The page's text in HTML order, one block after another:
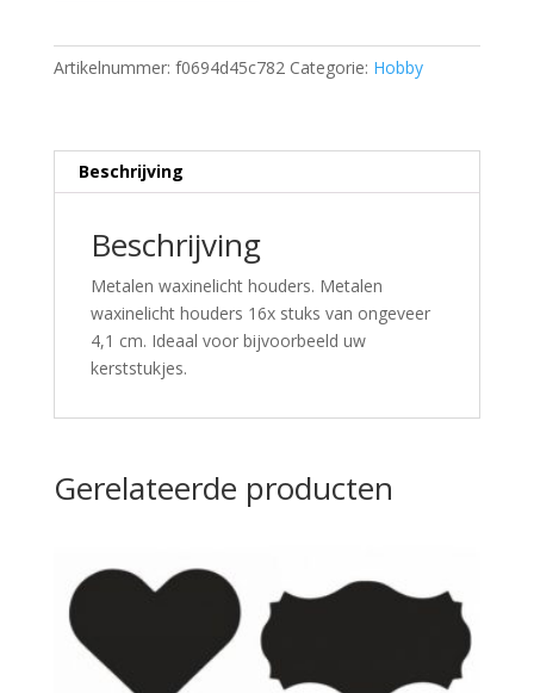
Artikelnummer: f0694d45c782 Categorie: Hobby
Beschrijving
Beschrijving
Metalen waxinelicht houders. Metalen
waxinelicht houders 16x stuks van ongeveer
4,1 cm. Ideaal voor bijvoorbeeld uw
kerststukjes.
Gerelateerde producten